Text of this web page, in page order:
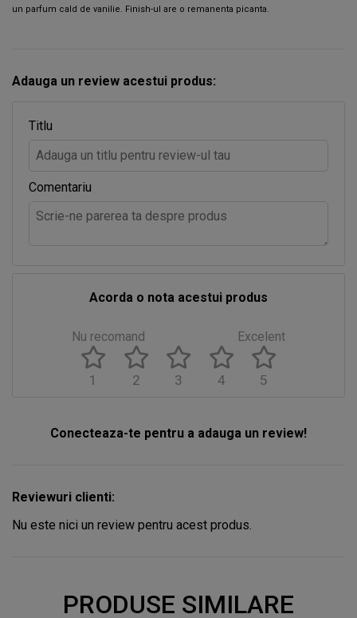
un parfum cald de vanilie. Finish-ul are o remanenta picanta.
Adauga un review acestui produs:
Titlu
Comentariu
Acorda o nota acestui produs
Nu recomand Excelent
5
4
3
2
1
Conecteaza-te pentru a adauga un review!
Reviewuri clienti:
Nu este nici un review pentru acest produs.
PRODUSE SIMILARE